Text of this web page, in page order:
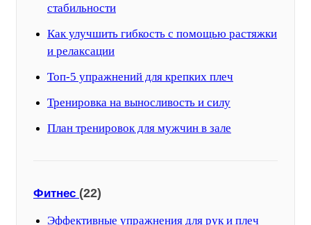
стабильности
Как улучшить гибкость с помощью растяжки
и релаксации
Топ-5 упражнений для крепких плеч
Тренировка на выносливость и силу
План тренировок для мужчин в зале
Фитнес (22)
Эффективные упражнения для рук и плеч